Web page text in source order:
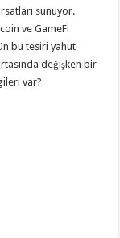
sunuyor.
ve GameFi
bu tesiri yahut
değişken bir
var?